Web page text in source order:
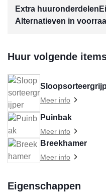
Extra huuronderdelen
Alternatieven in
Huur volgende
Meer info
Puinbak
Meer info
Breekhamer
Meer info
Eigenschappen